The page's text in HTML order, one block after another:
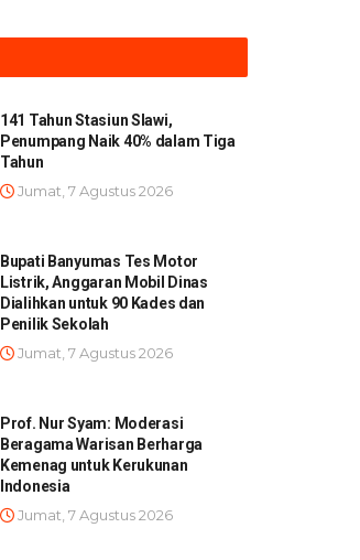
141 Tahun Stasiun Slawi,
Penumpang Naik 40% dalam Tiga
Tahun
Jumat, 7 Agustus 2026
Bupati Banyumas Tes Motor
Listrik, Anggaran Mobil Dinas
Dialihkan untuk 90 Kades dan
Penilik Sekolah
Jumat, 7 Agustus 2026
Prof. Nur Syam: Moderasi
Beragama Warisan Berharga
Kemenag untuk Kerukunan
Indonesia
Jumat, 7 Agustus 2026